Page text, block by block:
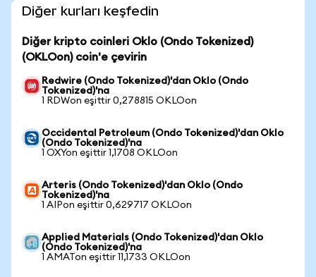
Diğer kurları keşfedin
Diğer kripto coinleri Oklo (Ondo Tokenized)
(OKLOon) coin'e çevirin
Redwire (Ondo Tokenized)'dan Oklo (Ondo
Tokenized)'na
1 RDWon eşittir 0,278815 OKLOon
Occidental Petroleum (Ondo Tokenized)'dan Oklo
(Ondo Tokenized)'na
1 OXYon eşittir 1,1708 OKLOon
Arteris (Ondo Tokenized)'dan Oklo (Ondo
Tokenized)'na
1 AIPon eşittir 0,629717 OKLOon
Applied Materials (Ondo Tokenized)'dan Oklo
(Ondo Tokenized)'na
1 AMATon eşittir 11,1733 OKLOon